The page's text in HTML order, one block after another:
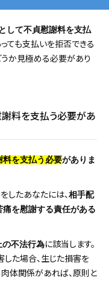
して不貞慰謝料を支払
ても支払いを拒否できる
か見極める必要があり
料を支払う必要があ
料を支払う必要がありま
したあなたには、相手配
を慰謝する責任がある
の不法行為に該当します。
た場合、生じた損害を
体関係があれば、原則と